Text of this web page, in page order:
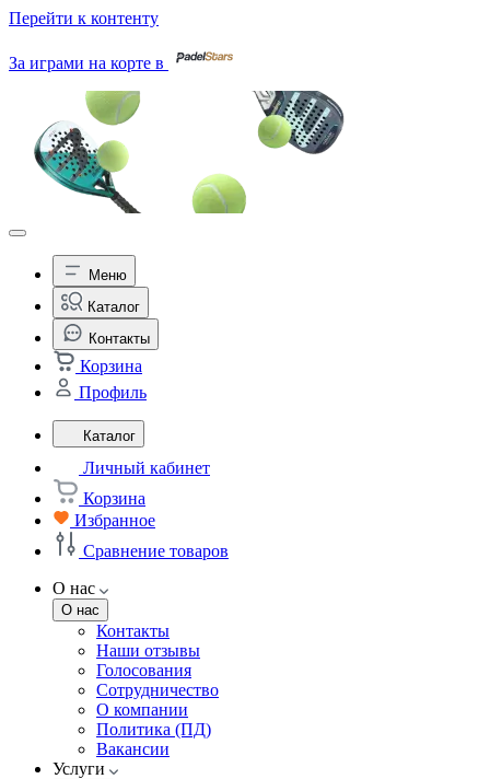
Перейти к контенту
За играми на корте в
Меню
Каталог
Контакты
Корзина
Профиль
Каталог
Личный кабинет
Корзина
Избранное
Сравнение товаров
О нас
О нас
Контакты
Наши отзывы
Голосования
Сотрудничество
О компании
Политика (ПД)
Вакансии
Услуги